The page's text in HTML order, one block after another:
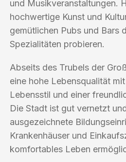
und Musikveranstaltungen.
hochwertige Kunst und
gemütlichen Pubs und Bars
Spezialitäten probieren.
Abseits des Trubels der
eine hohe Lebensqualität
Lebensstil und einer
Die Stadt ist gut vernetzt
ausgezeichnete
Krankenhäuser und
komfortables Leben